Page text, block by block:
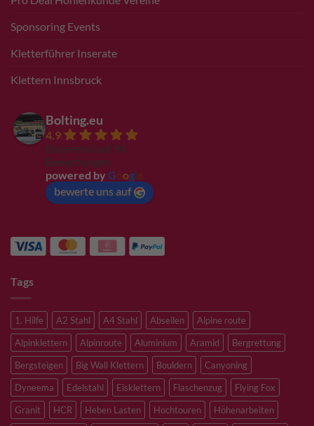
Sponsoring Events
Kletterführer Inserate
Klettern Innsbruck
Bolting.eu
4.9
Basierend auf 94
Bewertungen
powered by G ogl
bewerte uns auf
Tags
1. Hilfe A2 Stahl A4 Stahl Abseilen
Alpine route
Alpinklettern
Alpinroute Aluminium Aramid
Bergrettung
Bergsteigen
Big Wall Klettern Bouldern
Canyoning
Dyneema
Edelstahl Eisklettern Flaschenzug
Flying Fox
Granit
HCR Heben Lasten Hochtouren
Höhenarbeiten